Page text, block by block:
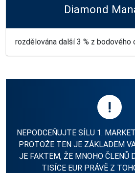
Diamond
rozdělována další 3 % z
!
NEPODCEŇUJTE SÍLU 1.
PROTOŽE TEN JE ZÁKLADEM
JE FAKTEM, ŽE MNOHO ČLENŮ
TISÍCE EUR PRÁVĚ Z